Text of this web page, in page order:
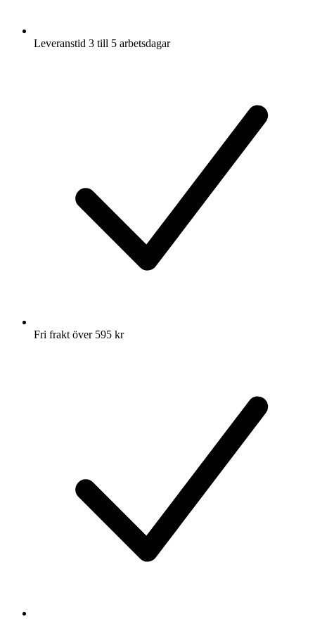
Leveranstid 3 till 5 arbetsdagar
Fri frakt över 595 kr